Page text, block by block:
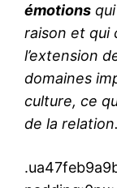
émotions
raison et qui
l’extension
domaines
culture, ce
de la relation.